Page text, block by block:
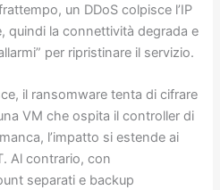
un DDoS colpisce l’IP
quindi la connettività degrada e
per ripristinare il servizio.
il ransomware tenta di cifrare
VM che ospita il controller di
l’impatto si estende ai
Al contrario, con
separati e backup